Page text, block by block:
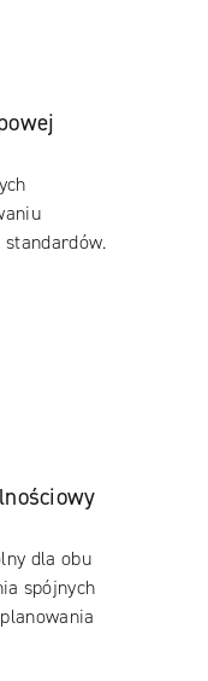
dla obu
spójnych